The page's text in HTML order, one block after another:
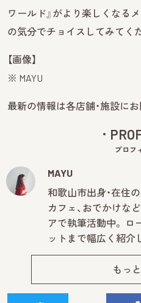
ワールド』がより楽しくなる
の気分でチョイスしてみてくだ
【画像】
※ MAYU
最新の情報は各店舗・施設に
プロフ
MAYU
和歌山市出身・在住
カフェ、おでかけな
アで執筆活動中。
ットまで幅広く紹介
もっ